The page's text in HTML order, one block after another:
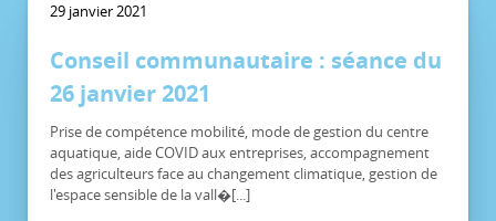
29 janvier 2021
Conseil communautaire : séance du
26 janvier 2021
Prise de compétence mobilité, mode de gestion du centre
aquatique, aide COVID aux entreprises, accompagnement
des agriculteurs face au changement climatique, gestion de
l'espace sensible de la vall�[...]